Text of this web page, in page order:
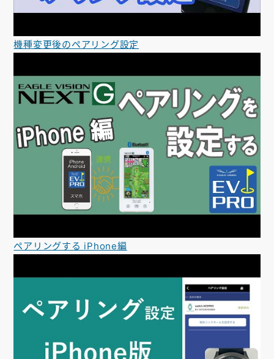
機種変更後のペアリング設定
ペアリングする iPhone編